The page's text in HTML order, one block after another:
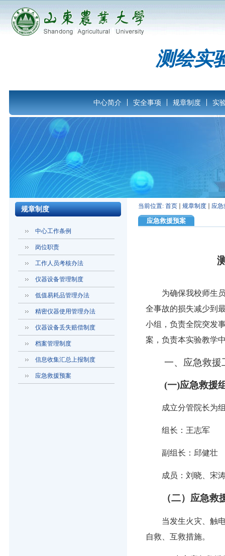
测绘实
中心简介 安全事项 规章制度 实
规章制度
中心工作条例
岗位职责
工作人员考核办法
仪器设备管理制度
低值易耗品管理办法
精密仪器使用管理办法
仪器设备丢失赔偿制度
档案管理制度
信息收集汇总上报制度
应急救援预案
当前位置: 首页 规章制度 应急
应急救援预案
为确保我校师生
全事故的损失减少到
小组，负责全院突发
案，负责本实验教学
一、应急救援
(一)应急救援
成立分管院长为
组长： 王志军
副组长：邱健壮
成员：刘晓、宋
（二）应急救
当发生火灾、触
自救、互救措施。